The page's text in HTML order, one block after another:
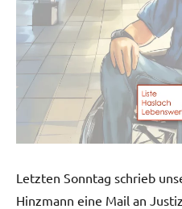
Letzten Sonntag schrieb
Hinzmann eine Mail an